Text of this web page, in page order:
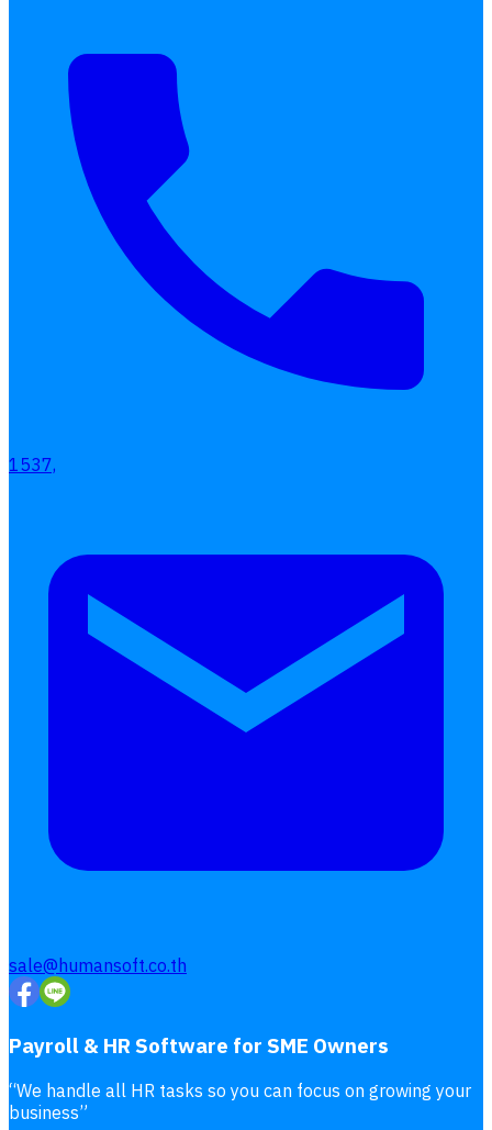
Interested Blog
โปรแกรมบริหารงานบุคคล
การคิดเงินเดือน
เอกสารออนไลน์
1537,
sale@humansoft.co.th
Payroll & HR Software for SME Owners
“We handle all HR tasks so you can focus on growing your
business”